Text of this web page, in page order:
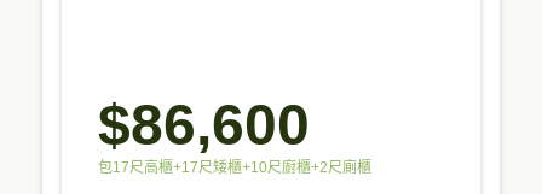
$86,600
包17尺高櫃+17尺矮櫃+10尺廚櫃+2尺廁櫃